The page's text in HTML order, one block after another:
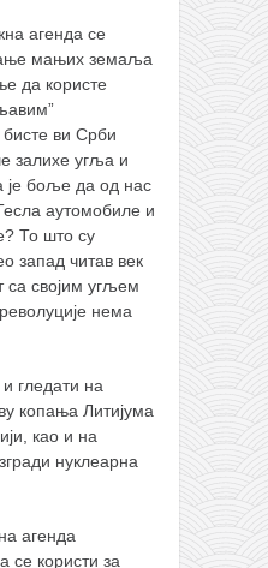
агенда се
мањих земаља
да користе
ви Срби
залихе угља и
је боље да од нас
аутомобиле и
То што су
запад читав век
са својим угљем
нема
гледати на
копања Литијума
као и на
нуклеарна
агенда
се користи за